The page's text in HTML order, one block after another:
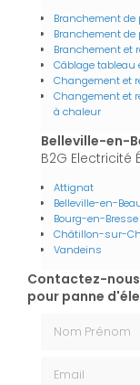
Branchement
Branchement
Branchement et
Câblage tableau
Changement et
Changement et
à chaleur
Belleville-en-
B2G
Attignat
Belleville-en-
Bourg-en-Bresse
Châtillon-sur-
Vandeins
Contactez-
pour panne